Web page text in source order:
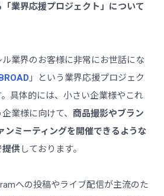
「業界応援プロジェクト」について
業界のお客様に非常にお世話にな
」という業界応援プロジェク
。具体的には、小さい企業様やこれ
業様に向けて、 商品撮影やブラン
ンミーティングを開催できるような
供 しております。
への投稿やライブ配信が主流のた